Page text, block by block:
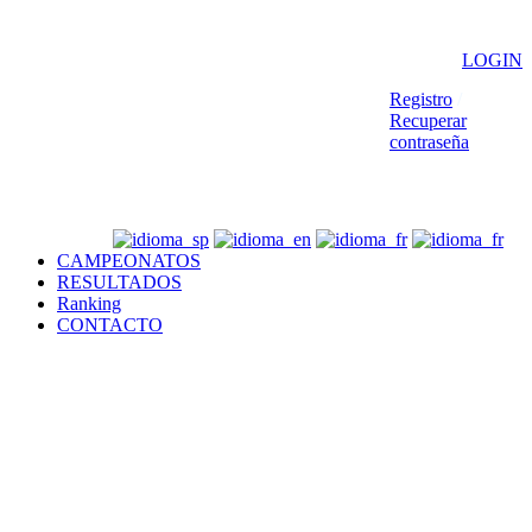
LOGIN
Registro
Recuperar
contraseña
CAMPEONATOS
RESULTADOS
Ranking
CONTACTO